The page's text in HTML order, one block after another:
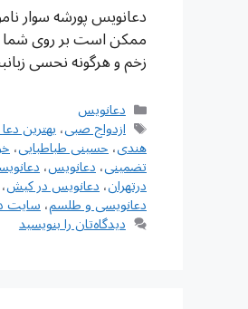
دعانویس پورشه سوار
ممکن است بر روی شما
زخم و هرگونه نحسی
دسته‌ها
دعانویس
برچسب‌ها
ازدواج صبی،بهترین
هندی،حسینی طباطبایی،
تضمینی،دعانويس،
درتهران،دعانویس در کیش،
دعانویسی و طلسم،سایت
دیدگاه‌تان را بنویسید